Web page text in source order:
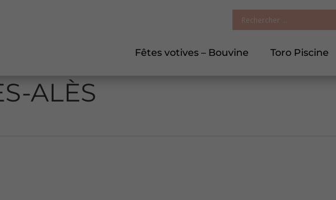
Fêtes votives – Bouvine Toro Piscine
ALÈS